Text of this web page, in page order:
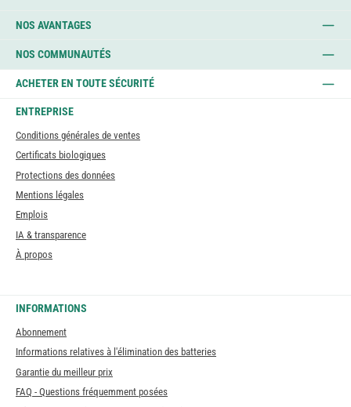
NOS AVANTAGES
NOS COMMUNAUTÉS
ACHETER EN TOUTE SÉCURITÉ
ENTREPRISE
Conditions générales de ventes
Certificats biologiques
Protections des données
Mentions légales
Emplois
IA & transparence
À propos
INFORMATIONS
Abonnement
Informations relatives à l'élimination des batteries
Garantie du meilleur prix
FAQ - Questions fréquemment posées